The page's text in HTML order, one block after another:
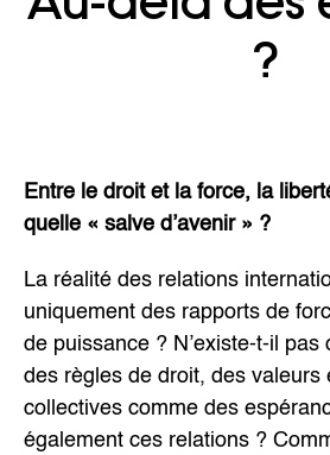
?
Entre le droit et la force, la
quelle « salve d’avenir » ?
La réalité des relations
uniquement des rapports de
de puissance ? N’existe-t-il pas
des règles de droit, des valeurs
collectives comme des
également ces relations ?